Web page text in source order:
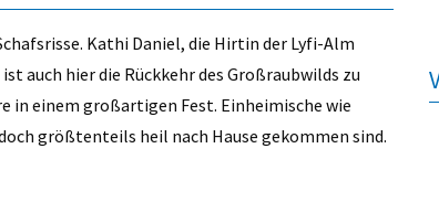
Kathi Daniel, die Hirtin der Lyfi-Alm
auch hier die Rückkehr des Großraubwilds zu
in einem großartigen Fest. Einheimische wie
größtenteils heil nach Hause gekommen sind.